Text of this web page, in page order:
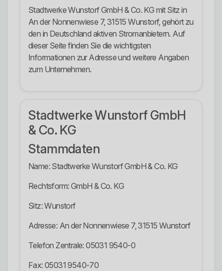
Stadtwerke Wunstorf GmbH & Co. KG mit Sitz in
An der Nonnenwiese 7, 31515 Wunstorf, gehört zu
den in Deutschland aktiven Stromanbietern. Auf
dieser Seite finden Sie die wichtigsten
Informationen zur Adresse und weitere Angaben
zum Unternehmen.
Stadtwerke Wunstorf GmbH
& Co. KG
Stammdaten
Name: Stadtwerke Wunstorf GmbH & Co. KG
Rechtsform: GmbH & Co. KG
Sitz: Wunstorf
Adresse: An der Nonnenwiese 7, 31515 Wunstorf
Telefon Zentrale: 05031 9540-0
Fax: 05031 9540-70